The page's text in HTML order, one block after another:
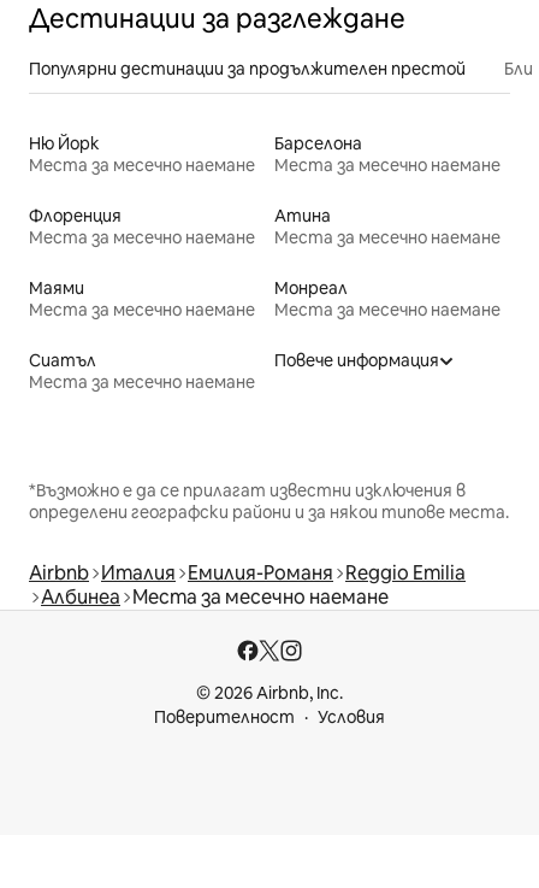
Дестинации за разглеждане
Популярни дестинации за продължителен престой
Ню Йорк
Места за месечно наемане
Барселона
Места за месечно наемане
Флоренция
Места за месечно наемане
Атина
Места за месечно наемане
Маями
Места за месечно наемане
Монреал
Места за месечно наемане
Сиатъл
Места за месечно наемане
Повече информация
*Възможно е да се прилагат известни изключения в
определени географски райони и за някои типове места.
Airbnb Италия Емилия-Романя Reggio Emilia
Албинеа Места за месечно наемане
© 2026 Airbnb, Inc.
Поверителност
Условия